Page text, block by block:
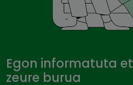
Egon informatuta
zeure burua